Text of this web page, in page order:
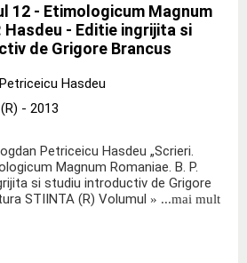
12 - Etimologicum Magnum
Hasdeu - Editie ingrijita si
de Grigore Brancus
Hasdeu
- 2013
Petriceicu Hasdeu „Scrieri.
Magnum Romaniae. B. P.
si studiu introductiv de Grigore
STIINTA (R) Volumul » ...mai mult